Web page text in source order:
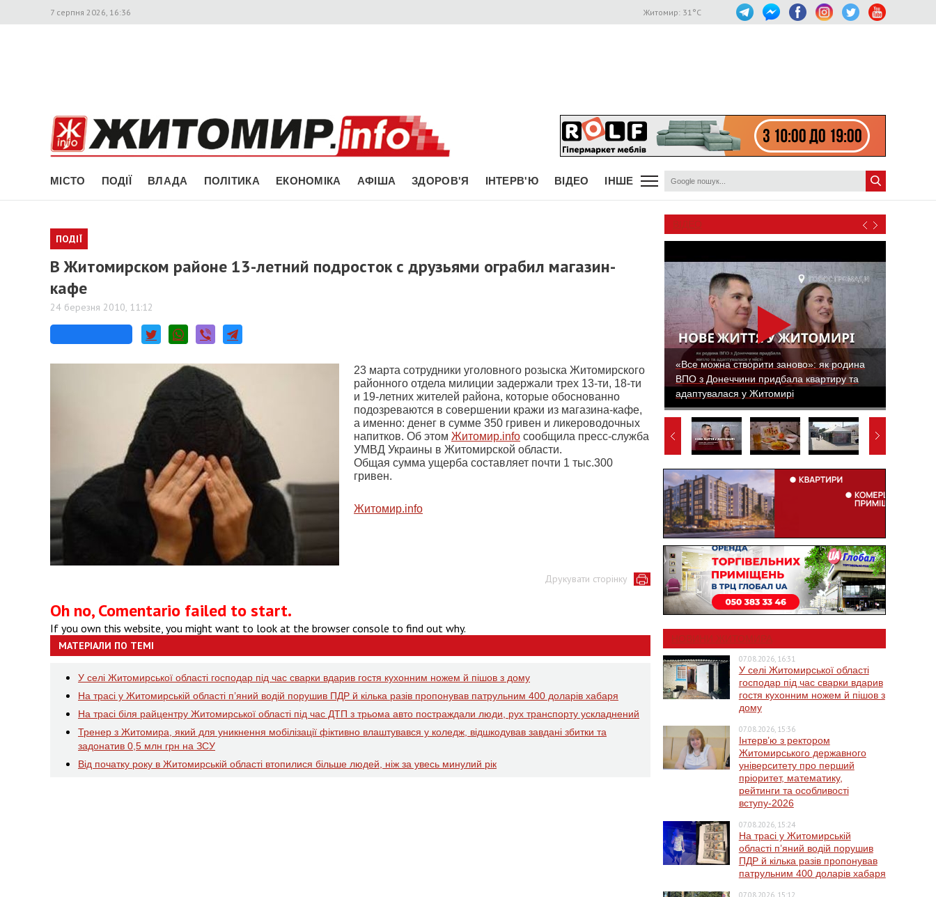
7 серпня 2026, 16:36 Житомир: 31°C
МІСТО ПОДІЇ ВЛАДА ПОЛІТИКА ЕКОНОМІКА АФІША ЗДОРОВ'Я ІНТЕРВ'Ю ВІДЕО ІНШЕ
ПОДІЇ
В Житомирском районе 13-летний подросток с друзьями ограбил магазин-
кафе
24 березня 2010, 11:12
23 марта сотрудники уголовного розыска Житомирского
районного отдела милиции задержали трех 13-ти, 18-ти
и 19-летних жителей района, которые обоснованно
подозреваются в совершении кражи из магазина-кафе,
а именно: денег в сумме 350 гривен и ликероводочных
напитков. Об этом Житомир.info сообщила пресс-служба
УМВД Украины в Житомирской области.
Общая сумма ущерба составляет почти 1 тыс.300
гривен.
Житомир.info
Друкувати сторінку
Oh no, Comentario failed to start.
If you own this website, you might want to look at the browser console to find out why.
МАТЕРІАЛИ ПО ТЕМІ
У селі Житомирської області господар під час сварки вдарив гостя кухонним ножем й пішов з дому
На трасі у Житомирській області п’яний водій порушив ПДР й кілька разів пропонував патрульним 400 доларів хабаря
На трасі біля райцентру Житомирської області під час ДТП з трьома авто постраждали люди, рух транспорту ускладнений
Тренер з Житомира, який для уникнення мобілізації фіктивно влаштувався у коледж, відшкодував завдані збитки та
задонатив 0,5 млн грн на ЗСУ
Від початку року в Житомирській області втопилися більше людей, ніж за увесь минулий рік
ВІДЕО
«Все можна створити заново»: як родина
ВПО з Донеччини придбала квартиру та
адаптувалася у Житомирі
НОВИНИ ЖИТОМИРА
07.08.2026, 16:31
У селі Житомирської області
господар під час сварки вдарив
гостя кухонним ножем й пішов з
дому
07.08.2026, 15:36
Інтерв’ю з ректором
Житомирського державного
університету про перший
пріоритет, математику,
рейтинги та особливості
вступу-2026
07.08.2026, 15:24
На трасі у Житомирській
області п’яний водій порушив
ПДР й кілька разів пропонував
патрульним 400 доларів хабаря
07.08.2026, 15:12